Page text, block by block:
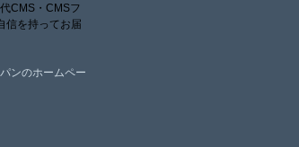
CMS・CMSフ
信を持ってお届
ンのホームペー